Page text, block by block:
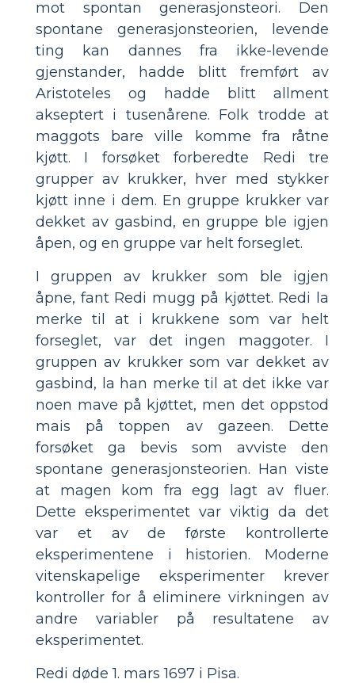
mot spontan generasjonsteori. Den
spontane generasjonsteorien, levende
ting kan dannes fra ikke-levende
gjenstander, hadde blitt fremført av
Aristoteles og hadde blitt allment
akseptert i tusenårene. Folk trodde at
maggots bare ville komme fra råtne
kjøtt. I forsøket forberedte Redi tre
grupper av krukker, hver med stykker
kjøtt inne i dem. En gruppe krukker var
dekket av gasbind, en gruppe ble igjen
åpen, og en gruppe var helt forseglet.
I gruppen av krukker som ble igjen
åpne, fant Redi mugg på kjøttet. Redi la
merke til at i krukkene som var helt
forseglet, var det ingen maggoter. I
gruppen av krukker som var dekket av
gasbind, la han merke til at det ikke var
noen mave på kjøttet, men det oppstod
mais på toppen av gazeen. Dette
forsøket ga bevis som avviste den
spontane generasjonsteorien. Han viste
at magen kom fra egg lagt av fluer.
Dette eksperimentet var viktig da det
var et av de første kontrollerte
eksperimentene i historien. Moderne
vitenskapelige eksperimenter krever
kontroller for å eliminere virkningen av
andre variabler på resultatene av
eksperimentet.
Redi døde 1. mars 1697 i Pisa.